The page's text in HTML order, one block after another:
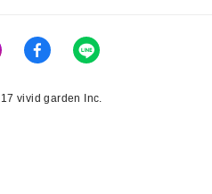
vivid garden Inc.